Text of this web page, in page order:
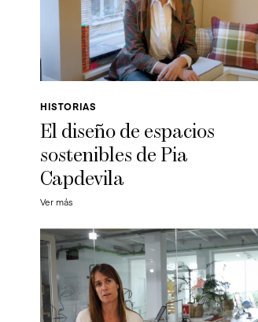
HISTORIAS
El diseño de espacios
sostenibles de Pia
Capdevila
Ver más